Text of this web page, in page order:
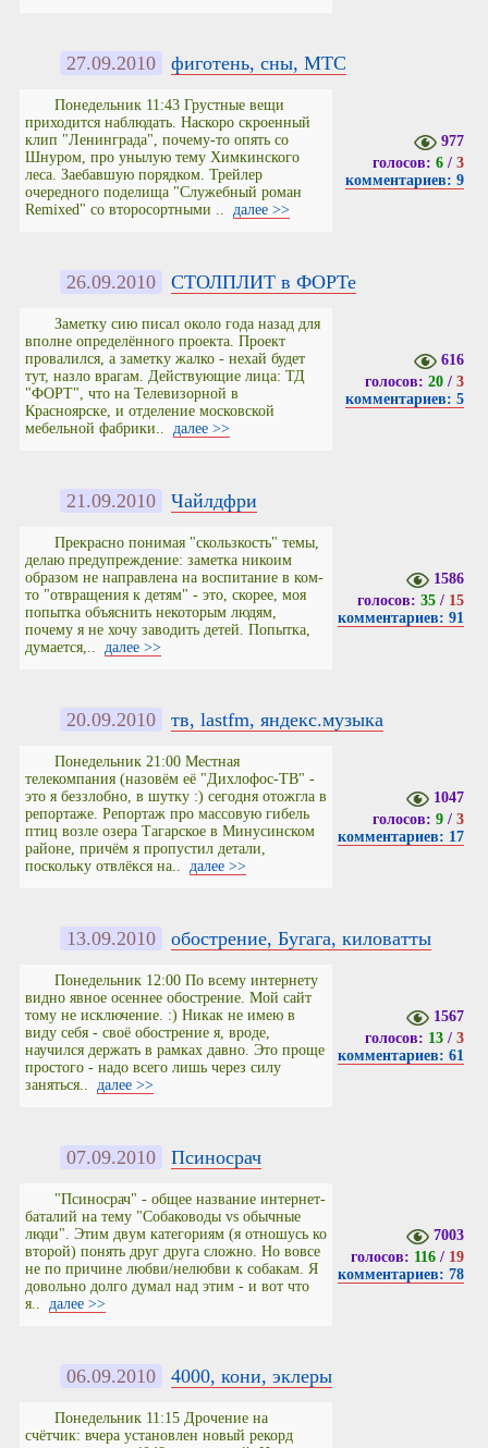
27.09.2010 фиготень, сны, МТС
Понедельник 11:43 Грустные вещи
приходится наблюдать. Наскоро скроенный
клип "Ленинграда", почему-то опять со
Шнуром, про унылую тему Химкинского
леса. Заебавшую порядком. Трейлер
очередного поделища "Служебный роман
Remixed" со второсортными .. далее >>
977
голосов: 6/ 3
комментариев: 9
26.09.2010 СТОЛПЛИТ в ФОРТе
Заметку сию писал около года назад для
вполне определённого проекта. Проект
провалился, а заметку жалко - нехай будет
тут, назло врагам. Действующие лица: ТД
"ФОРТ", что на Телевизорной в
Красноярске, и отделение московской
мебельной фабрики.. далее >>
616
голосов: 20/ 3
комментариев: 5
21.09.2010 Чайлдфри
Прекрасно понимая "скользкость" темы,
делаю предупреждение: заметка никоим
образом не направлена на воспитание в ком-
то "отвращения к детям" - это, скорее, моя
попытка объяснить некоторым людям,
почему я не хочу заводить детей. Попытка,
думается,.. далее >>
1586
голосов: 35/ 15
комментариев: 91
20.09.2010 тв, lastfm, яндекс.музыка
Понедельник 21:00 Местная
телекомпания (назовём её "Дихлофос-ТВ" -
это я беззлобно, в шутку :) сегодня отожгла в
репортаже. Репортаж про массовую гибель
птиц возле озера Тагарское в Минусинском
районе, причём я пропустил детали,
поскольку отвлёкся на.. далее >>
1047
голосов: 9/ 3
комментариев: 17
13.09.2010 обострение, Бугага, киловатты
Понедельник 12:00 По всему интернету
видно явное осеннее обострение. Мой сайт
тому не исключение. :) Никак не имею в
виду себя - своё обострение я, вроде,
научился держать в рамках давно. Это проще
простого - надо всего лишь через силу
заняться.. далее >>
1567
голосов: 13/ 3
комментариев: 61
07.09.2010 Псиносрач
"Псиносрач" - общее название интернет-
баталий на тему "Собаководы vs обычные
люди". Этим двум категориям (я отношусь ко
второй) понять друг друга сложно. Но вовсе
не по причине любви/нелюбви к собакам. Я
довольно долго думал над этим - и вот что
я.. далее >>
7003
голосов: 116/ 19
комментариев: 78
06.09.2010 4000, кони, эклеры
Понедельник 11:15 Дрочение на
счётчик: вчера установлен новый рекорд